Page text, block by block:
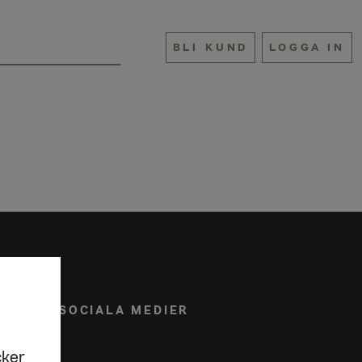
BLI KUND LOGGA IN
SOCIALA MEDIER